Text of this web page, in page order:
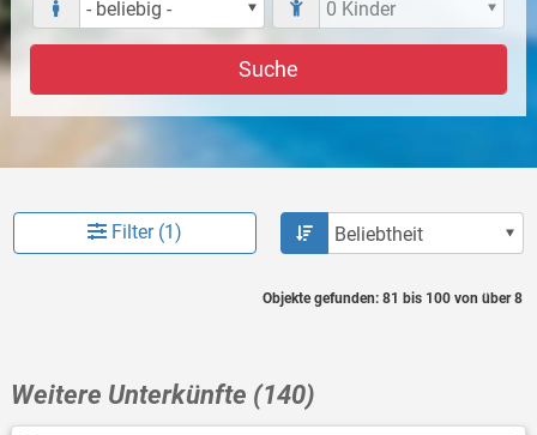
Suche
Filter (1)
Objekte gefunden: 81 bis 100 von über 8
Weitere Unterkünfte (140)